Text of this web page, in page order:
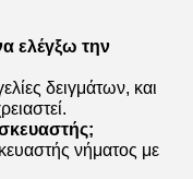
ελέγξω την
δειγμάτων, και
νήματος με